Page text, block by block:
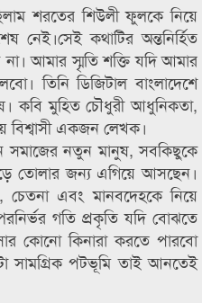
শরতের শিউলী ফুলকে নিয়ে
কথাটির অন্তনির্হিত
আমার স্মৃতি শক্তি যদি আমার
তিনি ডিজিটাল বাংলাদেশে
কবি মুহিত চৌধুরী আধুনিকতা,
বিশ্বাসী একজন লেখক।
নতুন মানুষ, সবকিছুকে
তোলার জন্য এগিয়ে আসছেন।
এবং মানবদেহকে নিয়ে
গতি প্রকৃতি যদি বোঝতে
কোনো কিনারা করতে পারবো
সামগ্রিক পটভূমি তাই আনতেই